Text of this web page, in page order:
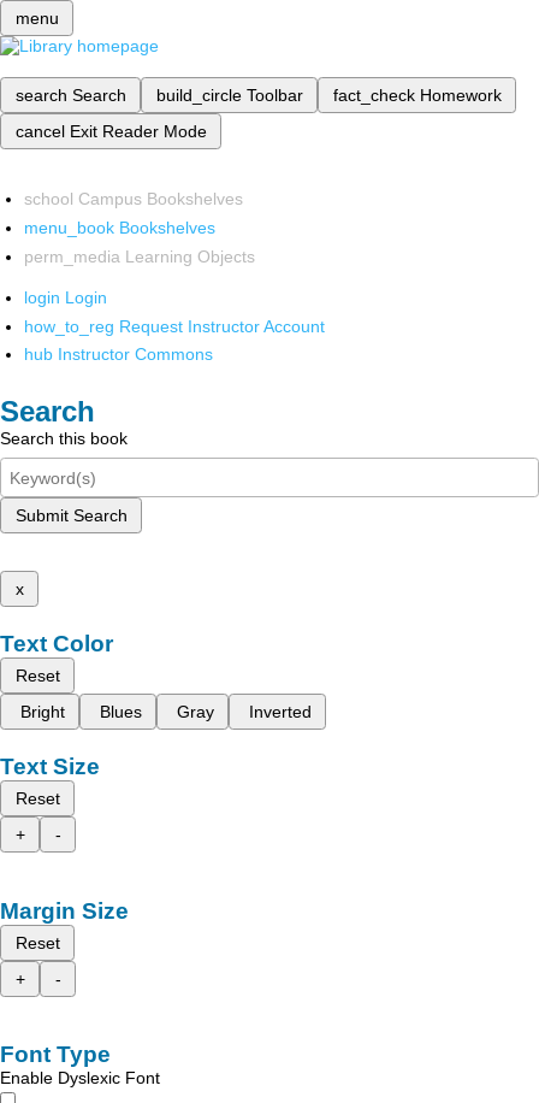
menu
search Search build_circle Toolbar fact_check Homework
cancel Exit Reader Mode
school Campus Bookshelves
menu_book Bookshelves
perm_media Learning Objects
login Login
how_to_reg Request Instructor Account
hub Instructor Commons
Search
Search this book
Submit Search
x
Text Color
Reset
Bright
Blues Gray Inverted
Text Size
Reset
+
-
Margin Size
Reset
+
-
Font Type
Enable Dyslexic Font